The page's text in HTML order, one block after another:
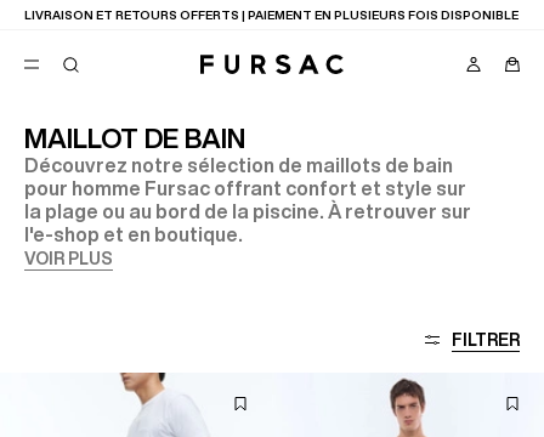
LIVRAISON ET RETOURS OFFERTS | PAIEMENT EN PLUSIEURS FOIS DISPONIBLE
MAILLOT DE BAIN
Découvrez notre sélection de maillots de bain
pour homme Fursac offrant confort et style sur
la plage ou au bord de la piscine. À retrouver sur
l'e-shop et en boutique.
VOIR PLUS
FILTRER
FAVORIS
COSTUMES
PANTALONS
BLOUSONS
SUGGESTIONS